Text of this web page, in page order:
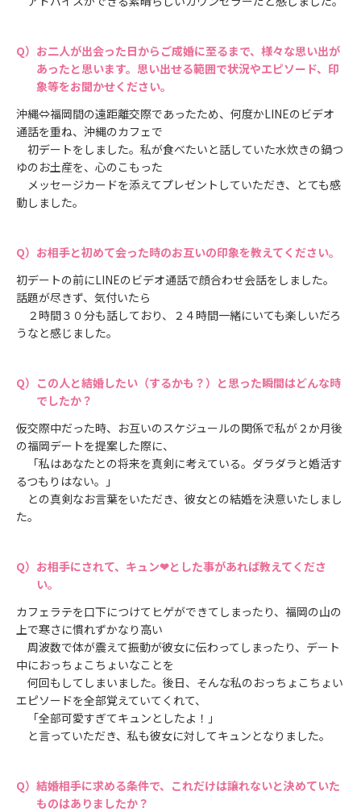
お二人が出会った日からご成婚に至るまで、様々な思い出が
あったと思います。思い出せる範囲で状況やエピソード、印
象等をお聞かせください。
沖縄⇔福岡間の遠距離交際であったため、何度かLINEのビデオ
通話を重ね、沖縄のカフェで
初デートをしました。私が食べたいと話していた水炊きの鍋つ
ゆのお土産を、心のこもった
メッセージカードを添えてプレゼントしていただき、とても感
動しました。
お相手と初めて会った時のお互いの印象を教えてください。
初デートの前にLINEのビデオ通話で顔合わせ会話をしました。
話題が尽きず、気付いたら
２時間３０分も話しており、２４時間一緒にいても楽しいだろ
うなと感じました。
この人と結婚したい（するかも？）と思った瞬間はどんな時
でしたか？
仮交際中だった時、お互いのスケジュールの関係で私が２か月後
の福岡デートを提案した際に、
「私はあなたとの将来を真剣に考えている。ダラダラと婚活す
るつもりはない。」
との真剣なお言葉をいただき、彼女との結婚を決意いたしまし
た。
お相手にされて、キュン❤とした事があれば教えてくださ
い。
カフェラテを口下につけてヒゲができてしまったり、福岡の山の
上で寒さに慣れずかなり高い
周波数で体が震えて振動が彼女に伝わってしまったり、デート
中におっちょこちょいなことを
何回もしてしまいました。後日、そんな私のおっちょこちょい
エピソードを全部覚えていてくれて、
「全部可愛すぎてキュンとしたよ！」
と言っていただき、私も彼女に対してキュンとなりました。
結婚相手に求める条件で、これだけは譲れないと決めていた
ものはありましたか？